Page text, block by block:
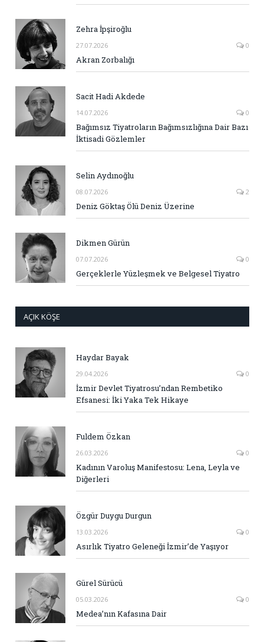
Zehra İpşiroğlu
27.07.2026 0
Akran Zorbalığı
Sacit Hadi Akdede
14.07.2026 0
Bağımsız Tiyatroların Bağımsızlığına Dair Bazı
İktisadi Gözlemler
Selin Aydınoğlu
08.07.2026 2
Deniz Göktaş Ölü Deniz Üzerine
Dikmen Gürün
07.07.2026 0
Gerçeklerle Yüzleşmek ve Belgesel Tiyatro
AÇIK KÖŞE
Haydar Bayak
29.04.2026 0
İzmir Devlet Tiyatrosu’ndan Rembetiko
Efsanesi: İki Yaka Tek Hikaye
Fuldem Özkan
26.03.2026 0
Kadının Varoluş Manifestosu: Lena, Leyla ve
Diğerleri
Özgür Duygu Durgun
13.03.2026 0
Asırlık Tiyatro Geleneği İzmir’de Yaşıyor
Gürel Sürücü
05.03.2026 0
Medea’nın Kafasına Dair